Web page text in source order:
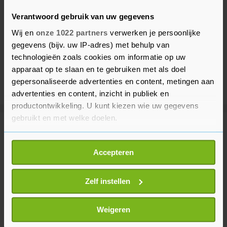
Verantwoord gebruik van uw gegevens
Wij en onze 1022 partners verwerken je persoonlijke
gegevens (bijv. uw IP-adres) met behulp van
technologieën zoals cookies om informatie op uw
apparaat op te slaan en te gebruiken met als doel
gepersonaliseerde advertenties en content, metingen aan
advertenties en content, inzicht in publiek en
productontwikkeling. U kunt kiezen wie uw gegevens
gebruikt en met welke doelen.
Als u het toestaat, willen we ook graag:
Informatie verzamelen over uw geografische
locatie, die tot een paar meter nauwkeurig kan zijn
Uw apparaat identificeren door het actief te
scannen op specifieke eigenschappen (fingerprinting)
Lees meer over hoe uw persoonlijke gegevens worden
verwerkt en stel uw voorkeuren in het
Accepteren
Zelf instellen
Weigeren
Meer uit Voetbal
Argentinië en Mexico spreken
steun voor FIFA-baas Infantino uit